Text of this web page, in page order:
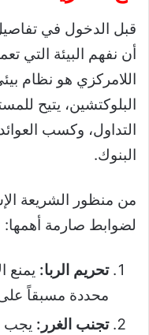
قبل الدخول في
أن نفهم البيئة التي
اللامركزي هو نظام
البلوكتشين، يتيح
التداول، وكسب
البنوك.
من منظور الشريعة
لضوابط صارمة أهمها:
تحريم الربا: يمنع
محددة مسبقاً
تجنب الغرر: يجب